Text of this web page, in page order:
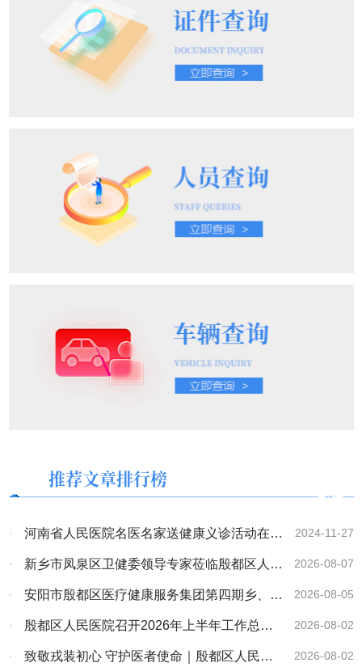
推荐文章排行榜
·
河南省人民医院名医名家送健康义诊活动在殷
都区人民医院顺利开启
2024-11-27
·
新乡市凤泉区卫健委领导专家莅临殷都区人民
医院考察交流
2026-08-07
·
安阳市殷都区医疗健康服务集团第四期乡、村
医务人员培训班开班
2026-08-05
·
殷都区人民医院召开2026年上半年工作总结
大会
2026-08-02
·
致敬戎装初心 守护医者使命｜殷都区人民医
2026-08-02